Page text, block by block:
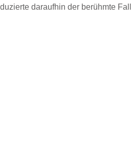
daraufhin der berühmte